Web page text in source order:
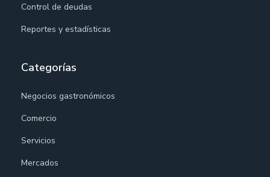
Control de deudas
Reportes y estadísticas
Categorías
Negocios gastronómicos
Comercio
Servicios
Mercados